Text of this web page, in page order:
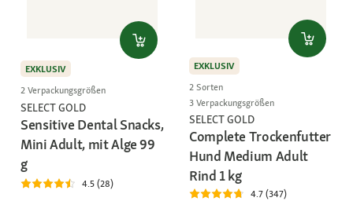
EXKLUSIV
2 Verpackungsgrößen
SELECT GOLD
Sensitive Dental Snacks,
Mini Adult, mit Alge 99
g
4.5 (28)
EXKLUSIV
2 Sorten
3 Verpackungsgrößen
SELECT GOLD
Complete Trockenfutter
Hund Medium Adult
Rind 1 kg
4.7 (347)